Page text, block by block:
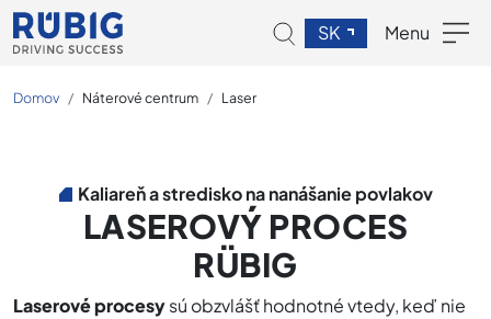
SK Menu
Domov Náterové centrum Laser
Kaliareň a stredisko na nanášanie povlakov
LASEROVÝ PROCES
RÜBIG
Laserové procesysú obzvlášť hodnotné vtedy, keď nie